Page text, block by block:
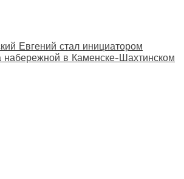
Евгений стал инициатором
набережной в Каменске-Шахтинском